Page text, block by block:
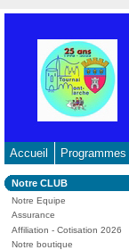
contenu
principal
-
Aller
à
la
recherche
Accueil
Dans
la
rubrique
:
Notre CLUB
Notre Equipe
Assurance
Affiliation - Cotisation 2026
Notre boutique